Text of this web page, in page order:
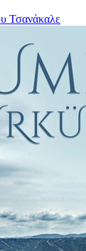
Τσανάκαλε